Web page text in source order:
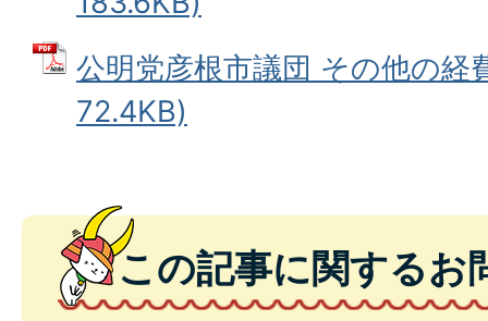
公明党彦根市議団 その他の経
72.4KB)
この記事に関するお